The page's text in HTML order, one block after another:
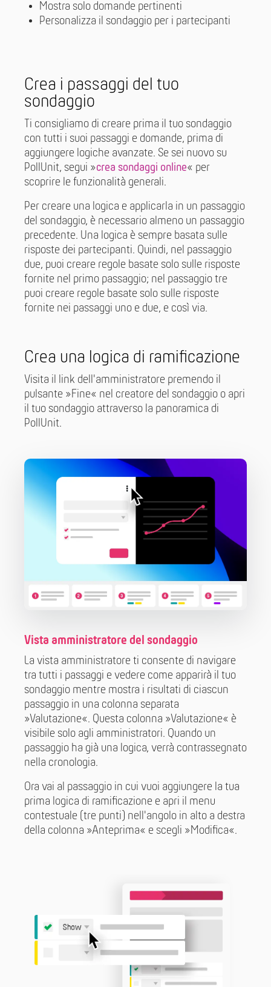
Mostra solo domande pertinenti
Personalizza il sondaggio per i partecipanti
Crea i passaggi del tuo
sondaggio
Ti consigliamo di creare prima il tuo sondaggio
con tutti i suoi passaggi e domande, prima di
aggiungere logiche avanzate. Se sei nuovo su
PollUnit, segui »crea sondaggi online« per
scoprire le funzionalità generali.
Per creare una logica e applicarla in un passaggio
del sondaggio, è necessario almeno un passaggio
precedente. Una logica è sempre basata sulle
risposte dei partecipanti. Quindi, nel passaggio
due, puoi creare regole basate solo sulle risposte
fornite nel primo passaggio; nel passaggio tre
puoi creare regole basate solo sulle risposte
fornite nei passaggi uno e due, e così via.
Crea una logica di ramificazione
Visita il link dell'amministratore premendo il
pulsante »Fine« nel creatore del sondaggio o apri
il tuo sondaggio attraverso la panoramica di
PollUnit.
Vista amministratore del sondaggio
La vista amministratore ti consente di navigare
tra tutti i passaggi e vedere come apparirà il tuo
sondaggio mentre mostra i risultati di ciascun
passaggio in una colonna separata
»Valutazione«. Questa colonna »Valutazione« è
visibile solo agli amministratori. Quando un
passaggio ha già una logica, verrà contrassegnato
nella cronologia.
Ora vai al passaggio in cui vuoi aggiungere la tua
prima logica di ramificazione e apri il menu
contestuale (tre punti) nell'angolo in alto a destra
della colonna »Anteprima« e scegli »Modifica«.